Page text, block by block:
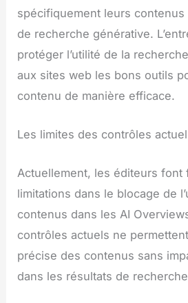
spécifiquement leurs
de recherche générative.
protéger l’utilité de la
aux sites web les bons outils
contenu de manière efficace.
Les limites des contrôles
Actuellement, les éditeurs font
limitations dans le blocage de
contenus dans les AI
contrôles actuels ne
précise des contenus sans
dans les résultats de